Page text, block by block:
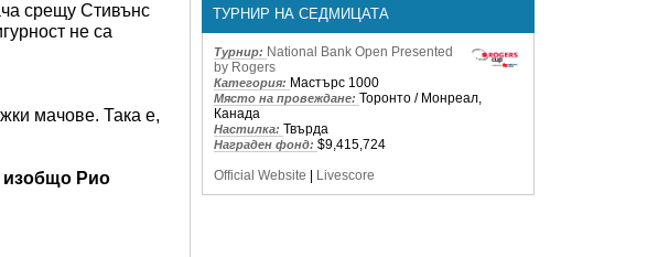
срещу Стивънс
не са
мачове. Така е,
изобщо Рио
ТУРНИР НА СЕДМИЦАТА
Турнир: National Bank Open Presented
by Rogers
Категория: Мастърс 1000
Място на провеждане: Торонто / Монреал,
Канада
Настилка: Твърда
Награден фонд: $9,415,724
Official Website
Livescore